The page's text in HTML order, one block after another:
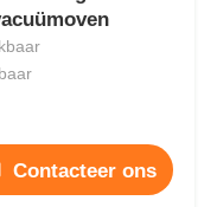
Contacteer ons
Aangepaste chemische dampafzettingsoven, Gasvacuüminductieoven